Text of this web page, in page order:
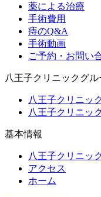
薬による治療
手術費用
痔のQ&A
手術動画
ご予約・お問い
八王子クリニックグル
八王子クリニッ
八王子クリニッ
基本情報
八王子クリニッ
アクセス
ホーム